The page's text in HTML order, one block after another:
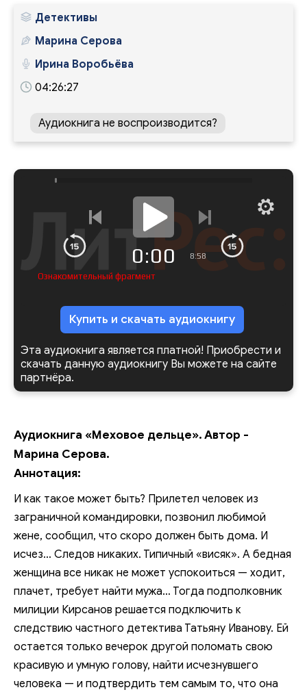
Детективы
Марина Серова
Ирина Воробьёва
04:26:27
Аудиокнига не воспроизводится?
0:00 8:58
Ознакомительный фрагмент
Купить и скачать аудиокнигу
Эта аудиокнига является платной! Приобрести и
скачать данную аудиокнигу Вы можете на сайте
партнёра.
Аудиокнига «Меховое дельце». Автор -
Марина Серова.
Аннотация:
И как такое может быть? Прилетел человек из
заграничной командировки, позвонил любимой
жене, сообщил, что скоро должен быть дома. И
исчез… Следов никаких. Типичный «висяк». А бедная
женщина все никак не может успокоиться — ходит,
плачет, требует найти мужа… Тогда подполковник
милиции Кирсанов решается подключить к
следствию частного детектива Татьяну Иванову. Ей
остается только вечерок другой поломать свою
красивую и умную голову, найти исчезнувшего
человека — и подтвердить тем самым то, что она